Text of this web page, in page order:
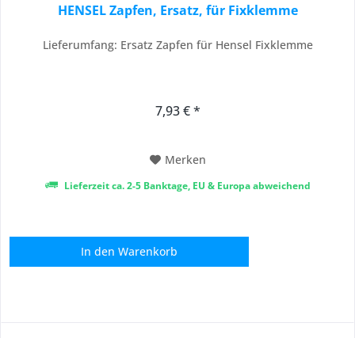
HENSEL Zapfen, Ersatz, für Fixklemme
Lieferumfang: Ersatz Zapfen für Hensel Fixklemme
7,93 € *
Merken
Lieferzeit ca. 2-5 Banktage, EU & Europa abweichend
In den Warenkorb